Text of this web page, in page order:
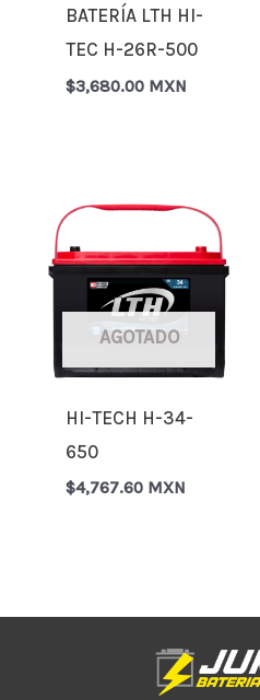
BATERÍA LTH HI-
TEC H-26R-500
$3,680.00 MXN
AGOTADO
HI-TECH H-34-
650
$4,767.60 MXN